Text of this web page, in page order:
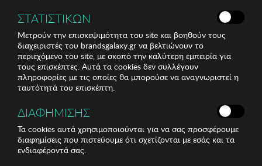
ΣΤΑΤΙΣΤΙΚΩΝ
Μετρούν την επισκεψιμότητα του site και βοηθούν τους
διαχειριστές του brandsgalaxy.gr να βελτιώνουν το
περιεχόμενο του site, με σκοπό την καλύτερη εμπειρία για
τους επισκέπτες. Αυτά τα cookies δεν συλλέγουν
πληροφορίες με τις οποίες θα μπορούσε να αναγνωριστεί η
ταυτότητά του επισκέπτη.
ΔΙΑΦΗΜΙΣΗΣ
Τα cookies αυτά χρησιμοποιούνται για να σας προσφέρουμε
διαφημίσεις που πιστεύουμε ότι σχετίζονται με εσάς και τα
ενδιαφέροντά σας.